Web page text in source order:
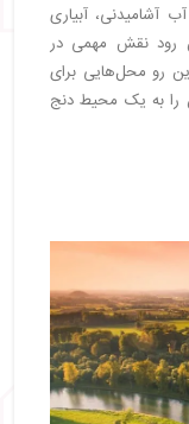
آشامیدنی، آبیاری
رود نقش مهمی در
رو محل‌هایی برای
را به یک محیط دنج